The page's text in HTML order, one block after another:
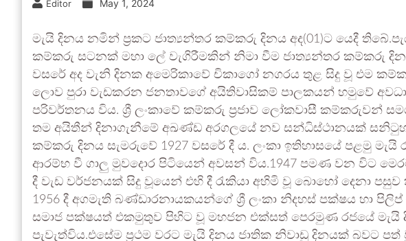
Editor May 1, 2024
මැයි දිනය නමින් ප්‍රකට ජාත්‍යන්තර කම්කරු දිනය අද(01)ට යෙදී
කම්කරු සටනක් මහා ලේ වැගිරීමකින් නිමා වීම ජාත්‍යන්තර කම්කරු
වසරේ අද වැනි දිනක අමෙරිකාවේ චිකාගෝ නගරය තුළ සිදු වූ එම
ලොව පුරා වැඩකරන ජනතාවගේ අයිතිවාසිකම් පාලකයන් හමුවේ
පරිවර්තනය විය. ශ්‍රී ලංකාවේ කම්කරු ප්‍රජාව ලෝකවාසී කම්කරුවන්
තම අයිතීන් දිනාගැනීමේ අඛණ්ඩ අරගලයේ නව සන්ධිස්ථානයක්
කම්කරු දිනය සැමරුවේ 1927 වසරේ දී ය. ලංකා ඉතිහාසයේ පළමු මැයි
ආරම්භ වී ගාලු මුවදොර පිටියෙන් අවසන් විය.1947 පමණ වන විට
දී වැඩ වර්ජනයක් සිදු වූයෙන් එහි දී රැකියා අහිමි වූ බොහෝ දෙනා
1956 දී අගමැති බණ්ඩාරනායකයන්ගේ ශ්‍රී ලංකා නිදහස් පක්ෂය හා
සමාජ පක්ෂයත් එකමුතුව පිහිට වූ මහජන එක්සත් පෙරමුණ රජයේ මැයි
පැවැත්විය.එසේම ප‍්‍රථම වරට මැයි දිනය ජාතික නිවාඩු දිනයක් බවට